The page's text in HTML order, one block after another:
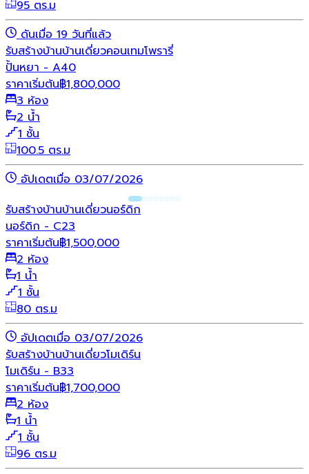
95 ตร.ม
ดันเมื่อ 19 วันที่แล้ว
รับสร้างบ้านบ้านเดี่ยวคอนเทมโพรารี่
ปั้นหยา - A40
ราคาเริ่มต้น฿1,800,000
3 ห้อง
2 น้ำ
1 ชั้น
100.5 ตร.ม
อัปเดตเมื่อ 03/07/2026
รับสร้างบ้านบ้านเดี่ยวนอร์ดิก
นอร์ดิก - C23
ราคาเริ่มต้น฿1,500,000
2 ห้อง
1 น้ำ
1 ชั้น
80 ตร.ม
อัปเดตเมื่อ 03/07/2026
รับสร้างบ้านบ้านเดี่ยวโมเดิร์น
โมเดิร์น - B33
ราคาเริ่มต้น฿1,700,000
2 ห้อง
1 น้ำ
1 ชั้น
96 ตร.ม